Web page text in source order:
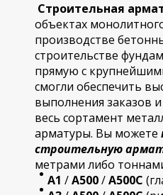
Строительная
объектах
производстве
строительстве
прямую с
смогли обеспечить
выполнения заказов
весь сортамент
арматуры. Вы можете
строительную
метрами либо
А1 /А500/А500С